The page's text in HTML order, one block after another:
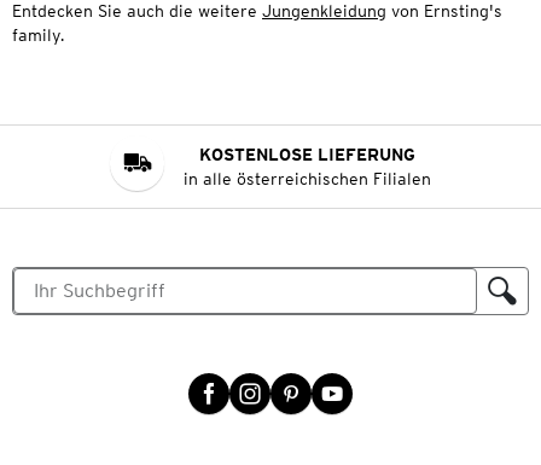
Entdecken Sie auch die weitere Jungenkleidung von Ernsting's
family.
KOSTENLOSE LIEFERUNG
in alle österreichischen Filialen